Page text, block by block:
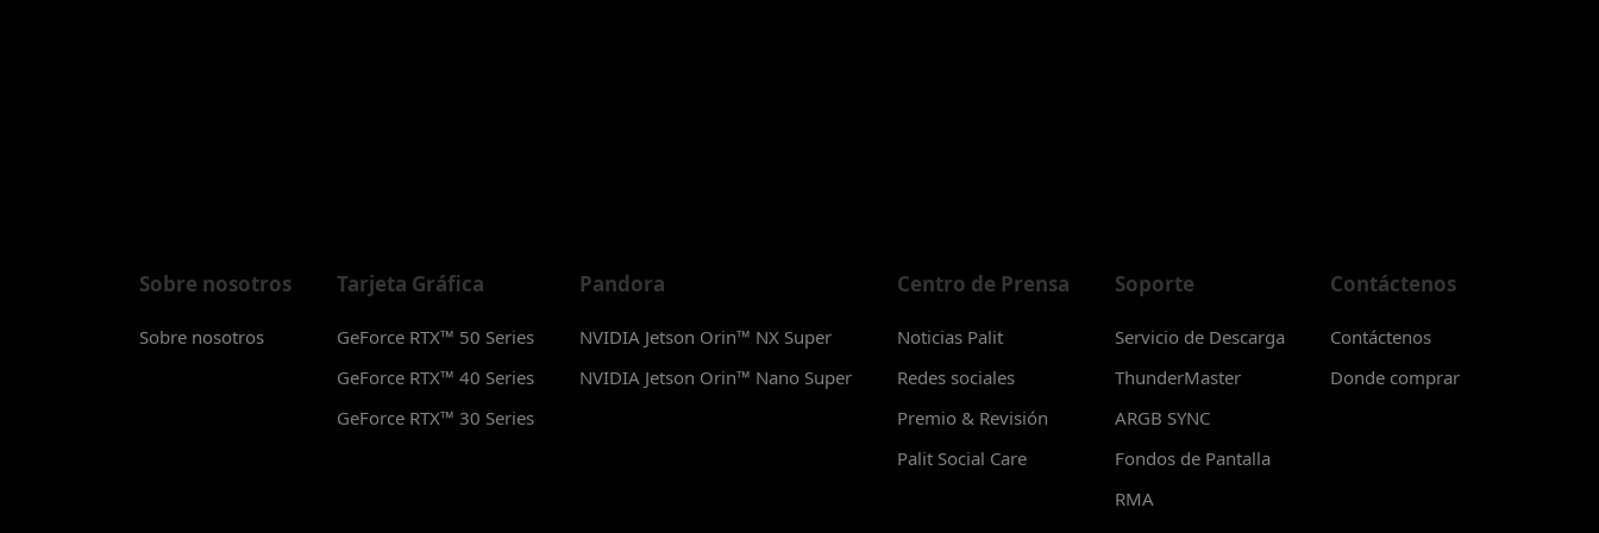
Sobre nosotros
Sobre nosotros
Tarjeta Gráfica
GeForce RTX™ 50 Series
GeForce RTX™ 40 Series
GeForce RTX™ 30 Series
Pandora
NVIDIA Jetson Orin™ NX Super
NVIDIA Jetson Orin™ Nano Super
Centro de Prensa
Noticias Palit
Redes sociales
Premio & Revisión
Palit Social Care
Soporte
Servicio de Descarga
ThunderMaster
ARGB SYNC
Fondos de Pantalla
RMA
Contáctenos
Contáctenos
Donde comprar